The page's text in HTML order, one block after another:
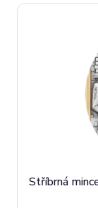
Stříbrná